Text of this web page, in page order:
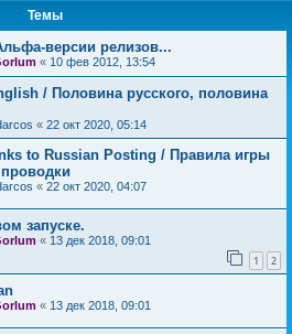
Темы
версии релизов...
« 10 фев 2012, 13:54
/ Половина русского, половина
« 22 окт 2020, 05:14
to Russian Posting / Правила игры
« 22 окт 2020, 04:07
запуске.
« 13 дек 2018, 09:01
1 2
« 13 дек 2018, 09:01